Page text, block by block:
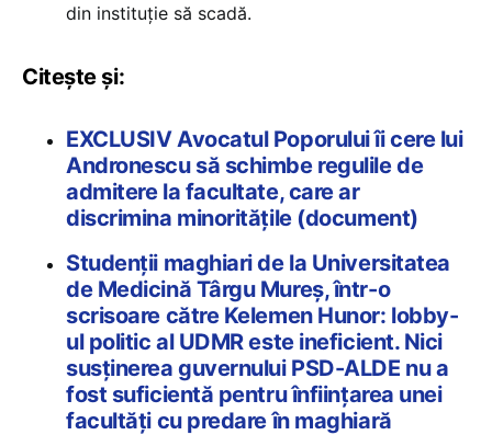
din instituție să scadă.
Citește și:
EXCLUSIV Avocatul Poporului îi cere lui
Andronescu să schimbe regulile de
admitere la facultate, care ar
discrimina minoritățile (document)
Studenții maghiari de la Universitatea
de Medicină Târgu Mureș, într-o
scrisoare către Kelemen Hunor: lobby-
ul politic al UDMR este ineficient. Nici
susținerea guvernului PSD-ALDE nu a
fost suficientă pentru înființarea unei
facultăți cu predare în maghiară